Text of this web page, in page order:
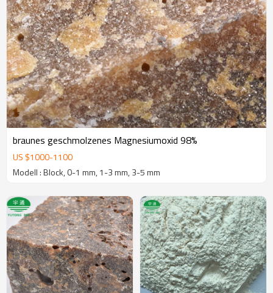
braunes geschmolzenes Magnesiumoxid 98%
US $1000-1100
Modell : Block, 0-1 mm, 1-3 mm, 3-5 mm